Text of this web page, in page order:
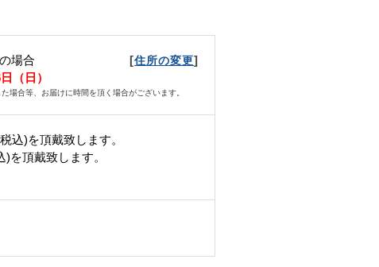
場合 [住所の変更]
（日）
場合等、お届けに時間を頂く場合がございます。
込)を頂戴致します。
を頂戴致します。